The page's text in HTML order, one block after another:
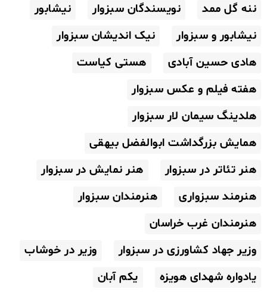
ننه گل ممد
نویسندگان سبزوار
نیشابور
نیشابور و سبزوار
نیک اندیشان سبزوار
هادی حسین آبادی
هستی کیاست
هفته فیلم و عکس سبزوار
هلدینگ سیمان لار سبزوار
همایش بزرگداشت ابوالفضل بیهقی
هنر تئاتر در سبزوار
هنر نمایش در سبزوار
هنرمند سبزواری
هنرمندان سبزوار
هنرمندان غرب خراسان
وزیر جهاد کشاورزی در سبزوار
وزیر در خوشاب
یادواره شهدای هویزه
یکم آبان